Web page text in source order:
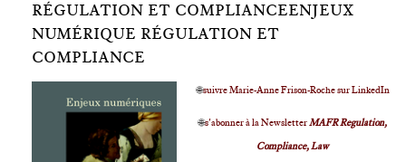
RÉGULATION ET COMPLIANCEENJEUX
NUMÉRIQUE RÉGULATION ET
COMPLIANCE
🌐suivre Marie-Anne Frison-Roche sur LinkedIn
🌐s'abonner à la NewsletterMAFR Regulation,
Compliance, Law